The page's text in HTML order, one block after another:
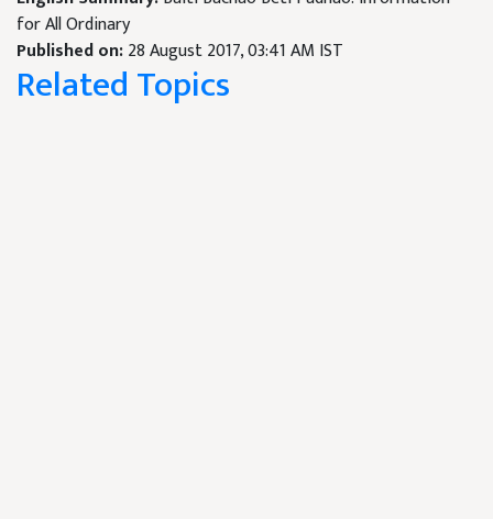
for All Ordinary
Published on:28 August 2017, 03:41 AM IST
Related Topics